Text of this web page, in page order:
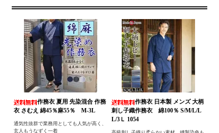
作務衣 夏用 先染混合 作務
衣 さむえ 綿45％麻55％ M-3L
通気性抜群で業務用としても人気が高く、
玄人もうなずく一着
作務衣 日本製 メンズ 大柄
刺し子織作務衣 綿100％ S/M/L/L
L/3Ｌ 1054